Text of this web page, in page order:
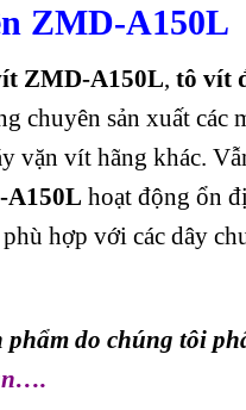
ZMD-A150L
ZMD-A150L, tô vít
chuyên sản xuất các
vặn vít hãng khác.
A150L hoạt động ổn
hợp với các dây
phẩm do chúng tôi
….